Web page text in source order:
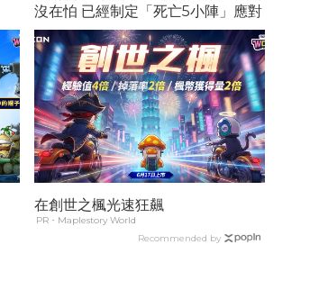
沒在怕 已經制定「死亡5小陣」應對
在創世之楓光速狂飆
PR・Maplestory World
Recommended by